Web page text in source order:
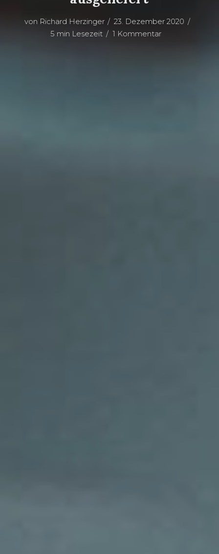
von Richard Herzinger
23. Dezember 2020
5 min Lesezeit
1 Kommentar